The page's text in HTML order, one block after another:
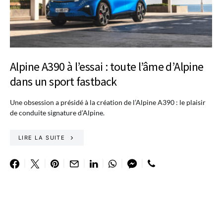
Alpine A390 à l’essai : toute l’âme d’Alpine
dans un sport fastback
Une obsession a présidé à la création de l’Alpine A390 : le plaisir
de conduite signature d’Alpine.
LIRE LA SUITE